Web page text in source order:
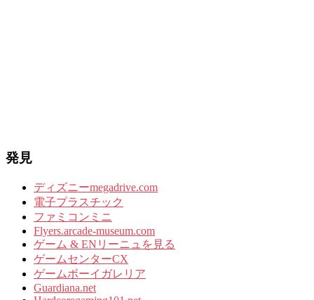
発見
ディズニーmegadrive.com
電子プラスチック
ファミコンミニ
Flyers.arcade-museum.com
ゲーム & ENリーニュを見る
ゲームセンターCX
ゲームボーイガレリア
Guardiana.net